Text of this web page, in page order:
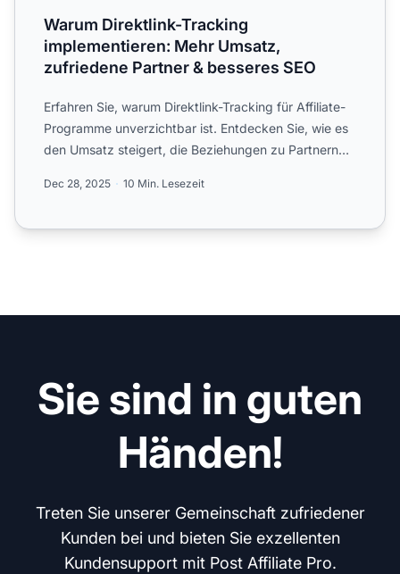
Warum Direktlink-Tracking
implementieren: Mehr Umsatz,
zufriedene Partner & besseres SEO
Erfahren Sie, warum Direktlink-Tracking für Affiliate-
Programme unverzichtbar ist. Entdecken Sie, wie es
den Umsatz steigert, die Beziehungen zu Partnern
Dec 28, 2025 10 Min. Lesezeit
Sie sind in guten
Händen!
Treten Sie unserer Gemeinschaft zufriedener
Kunden bei und bieten Sie exzellenten
Kundensupport mit Post Affiliate Pro.